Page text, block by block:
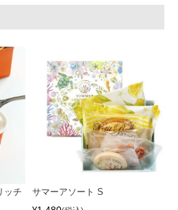
ッチ
サマーアソート S